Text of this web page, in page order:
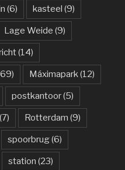
(6) kasteel (9)
Lage Weide (9)
(14)
Máximapark(12)
postkantoor(5)
(7) Rotterdam (9)
spoorbrug(6)
station (23)